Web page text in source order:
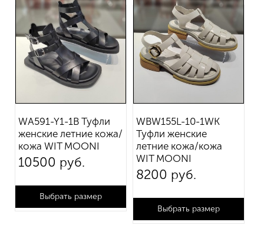
WA591-Y1-1B Туфли
женские летние кожа/
кожа WIT MOONI
10 500 руб.
Выбрать размер
WBW155L-10-1WK
Туфли женские
летние кожа/кожа
WIT MOONI
8 200 руб.
Выбрать размер